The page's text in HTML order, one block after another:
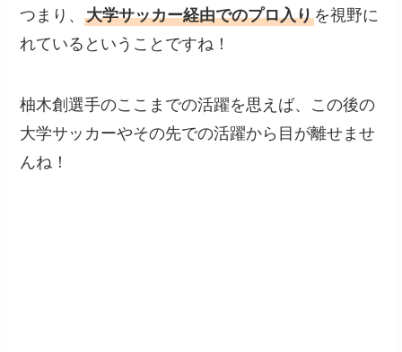
つまり、大学サッカー経由でのプロ入りを視野に
れているということですね！
柚木創選手のここまでの活躍を思えば、この後の
大学サッカーやその先での活躍から目が離せませ
んね！